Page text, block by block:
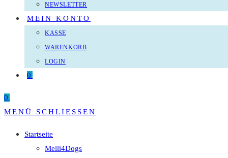
NEWSLETTER
MEIN KONTO
KASSE
WARENKORB
LOGIN
0
0
MENÜ
SCHLIESSEN
Startseite
Melli4Dogs